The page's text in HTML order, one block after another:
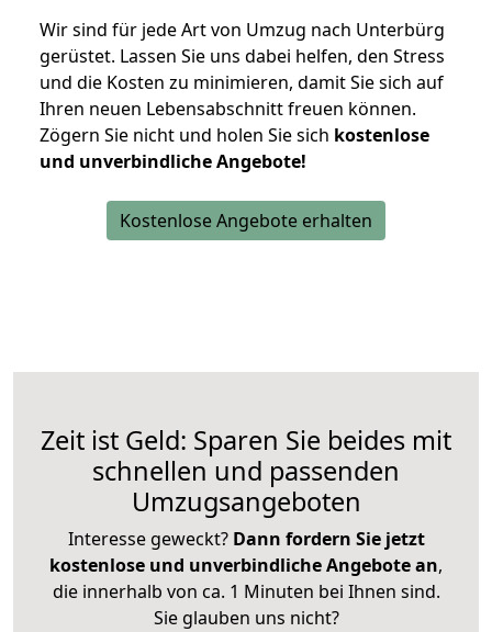
Wir sind für jede Art von Umzug nach Unterbürg
gerüstet. Lassen Sie uns dabei helfen, den Stress
und die Kosten zu minimieren, damit Sie sich auf
Ihren neuen Lebensabschnitt freuen können.
Zögern Sie nicht und holen Sie sich kostenlose
und unverbindliche Angebote!
Kostenlose Angebote erhalten
Zeit ist Geld: Sparen Sie beides mit
schnellen und passenden
Umzugsangeboten
Interesse geweckt? Dann fordern Sie jetzt
kostenlose und unverbindliche Angebote an,
die innerhalb von ca. 1 Minuten bei Ihnen sind.
Sie glauben uns nicht?